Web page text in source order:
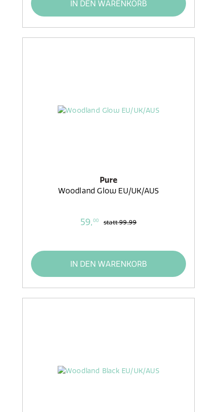
IN DEN WARENKORB
Pure
Woodland Glow EU/UK/AUS
59,00 statt99,99
IN DEN WARENKORB